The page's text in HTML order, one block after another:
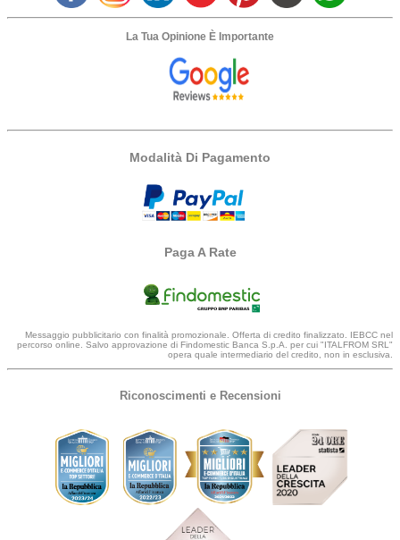
La Tua Opinione È Importante
Modalità Di Pagamento
Paga A Rate
Messaggio pubblicitario con finalità promozionale. Offerta di credito finalizzato. IEBCC nel
percorso online. Salvo approvazione di Findomestic Banca S.p.A. per cui "ITALFROM SRL"
opera quale intermediario del credito, non in esclusiva.
Riconoscimenti e Recensioni